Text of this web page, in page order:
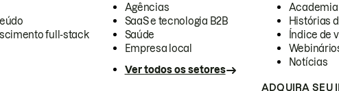
full-stack
Agências
SaaS e tecnologia B2B
Saúde
Empresa local
Ver todos os setores
Academia
Histórias
Índice de
Notícias
ADQUIRA SEU